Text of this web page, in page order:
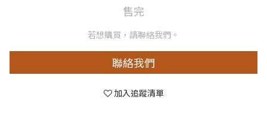
售完
若想購買，請聯絡我們。
聯絡我們
加入追蹤清單